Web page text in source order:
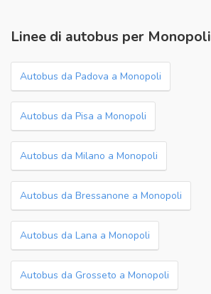
Linee di autobus per Monopoli
Autobus da Padova a Monopoli
Autobus da Pisa a Monopoli
Autobus da Milano a Monopoli
Autobus da Bressanone a Monopoli
Autobus da Lana a Monopoli
Autobus da Grosseto a Monopoli